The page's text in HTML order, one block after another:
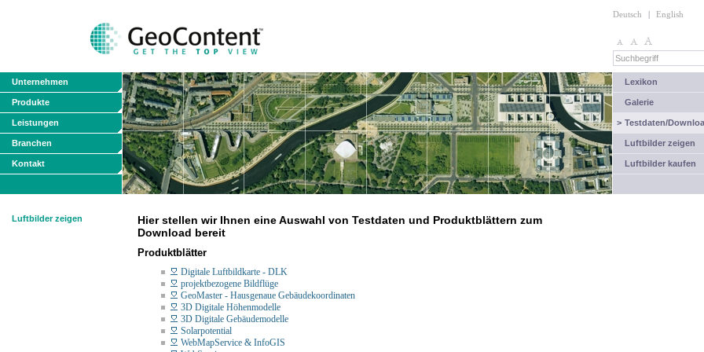
Deutsch | English
Unternehmen
Produkte
Leistungen
Branchen
Kontakt
Lexikon
Galerie
> Testdaten/
Luftbilder zeigen
Luftbilder kaufen
Luftbilder zeigen
Hier stellen wir Ihnen eine Auswahl von Testdaten und Produktblättern zum
Download bereit
Produktblätter
Digitale Luftbildkarte - DLK
projektbezogene Bildflüge
GeoMaster - Hausgenaue Gebäudekoordinaten
3D Digitale Höhenmodelle
3D Digitale Gebäudemodelle
Solarpotential
WebMapService & InfoGIS